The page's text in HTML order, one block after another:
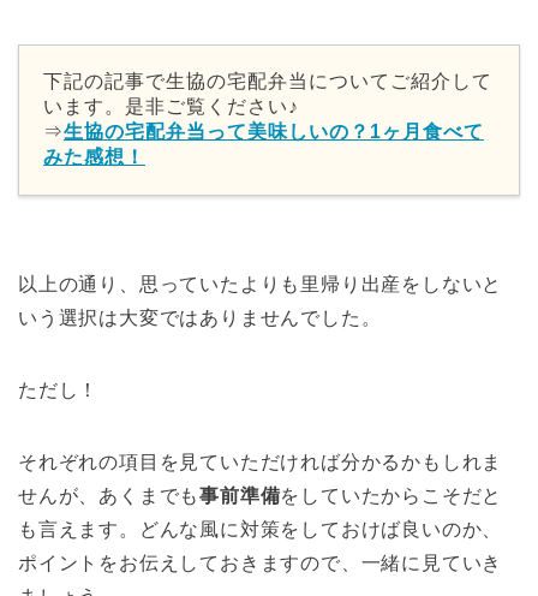
下記の記事で生協の宅配弁当についてご紹介して
います。是非ご覧ください♪
⇒生協の宅配弁当って美味しいの？1ヶ月食べて
みた感想！
以上の通り、思っていたよりも里帰り出産をしないと
いう選択は大変ではありませんでした。
ただし！
それぞれの項目を見ていただければ分かるかもしれま
せんが、あくまでも事前準備をしていたからこそだと
も言えます。どんな風に対策をしておけば良いのか、
ポイントをお伝えしておきますので、一緒に見ていき